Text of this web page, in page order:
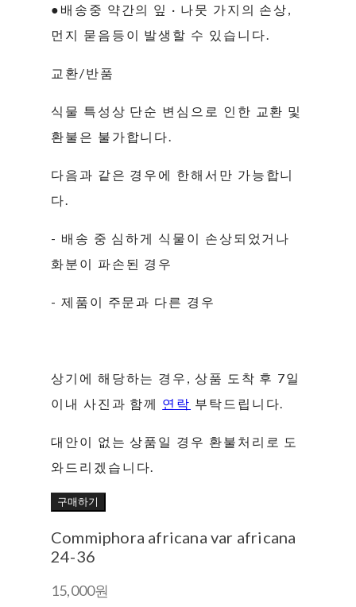
●배송중 약간의 잎 · 나뭇 가지의 손상,
먼지 묻음등이 발생할 수 있습니다.
교환/반품
식물 특성상 단순 변심으로 인한 교환 및
환불은 불가합니다.
다음과 같은 경우에 한해서만 가능합니
다.
- 배송 중 심하게 식물이 손상되었거나
화분이 파손된 경우
- 제품이 주문과 다른 경우
상기에 해당하는 경우, 상품 도착 후 7일
이내 사진과 함께 연락 부탁드립니다.
대안이 없는 상품일 경우 환불처리로 도
와드리겠습니다.
구매하기
Commiphora africana var africana
24-36
15,000원